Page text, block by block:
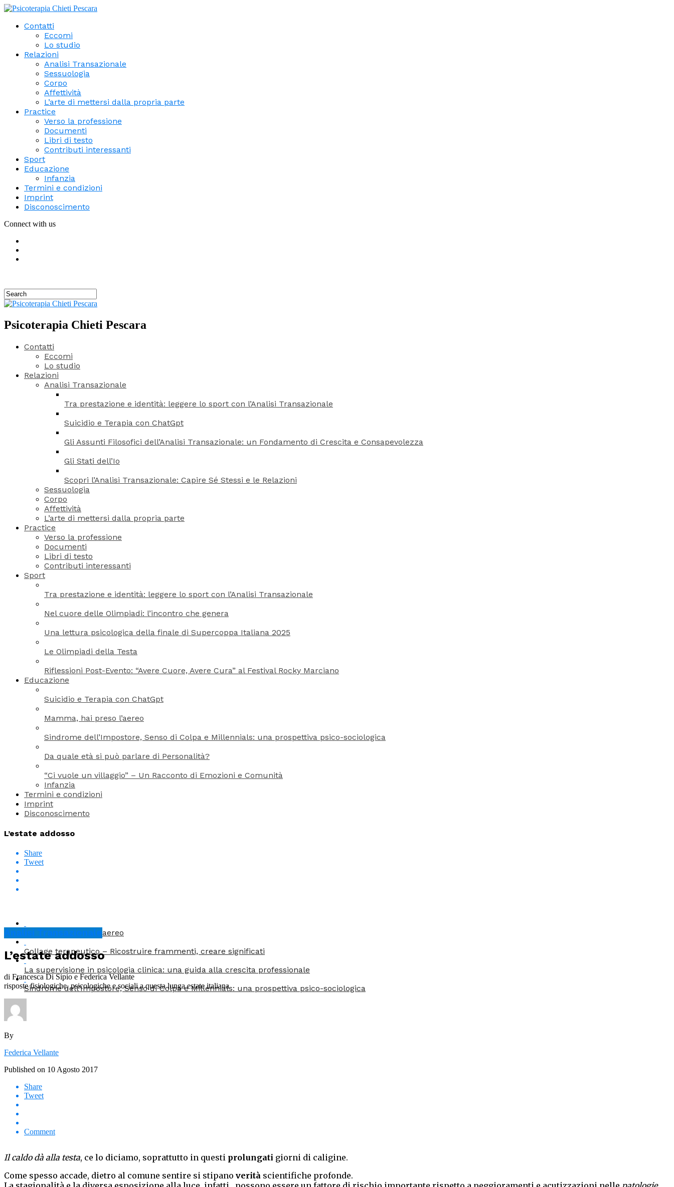
Contatti
Eccomi
Lo studio
Relazioni
Analisi Transazionale
Sessuologia
Corpo
Affettività
L’arte di mettersi dalla propria parte
Practice
Verso la professione
Documenti
Libri di testo
Contributi interessanti
Sport
Educazione
Infanzia
Termini e condizioni
Imprint
Disconoscimento
Connect with us
Psicoterapia Chieti Pescara
Contatti
Eccomi
Lo studio
Relazioni
Analisi Transazionale
Tra prestazione e identità: leggere lo sport con l’Analisi Transazionale
Suicidio e Terapia con ChatGpt
Gli Assunti Filosofici dell’Analisi Transazionale: un Fondamento di Crescita e Consapevolezza
Gli Stati dell’Io
Scopri l’Analisi Transazionale: Capire Sé Stessi e le Relazioni
Sessuologia
Corpo
Affettività
L’arte di mettersi dalla propria parte
Practice
Verso la professione
Documenti
Libri di testo
Contributi interessanti
Sport
Tra prestazione e identità: leggere lo sport con l’Analisi Transazionale
Nel cuore delle Olimpiadi: l’incontro che genera
Una lettura psicologica della finale di Supercoppa Italiana 2025
Le Olimpiadi della Testa
Riflessioni Post-Evento: “Avere Cuore, Avere Cura” al Festival Rocky Marciano
Educazione
Suicidio e Terapia con ChatGpt
Mamma, hai preso l’aereo
Sindrome dell’Impostore, Senso di Colpa e Millennials: una prospettiva psico-sociologica
Da quale età si può parlare di Personalità?
“Ci vuole un villaggio” – Un Racconto di Emozioni e Comunità
Infanzia
Termini e condizioni
Imprint
Disconoscimento
L’estate addosso
Share
Tweet
Mamma, hai preso l’aereo
Collage terapeutico – Ricostruire frammenti, creare significati
La supervisione in psicologia clinica: una guida alla crescita professionale
Sindrome dell’Impostore, Senso di Colpa e Millennials: una prospettiva psico-sociologica
Analisi Transazionale
L’estate addosso
di Francesca Di Sipio e Federica Vellante
risposte fisiologiche, psicologiche e sociali a questa lunga estate italiana
By
Federica Vellante
Published on 10 Agosto 2017
Share
Tweet
Comment
Il caldo dà alla testa, ce lo diciamo, soprattutto in questi prolungati giorni di caligine.
Come spesso accade, dietro al comune sentire si stipano verità scientifiche profonde.